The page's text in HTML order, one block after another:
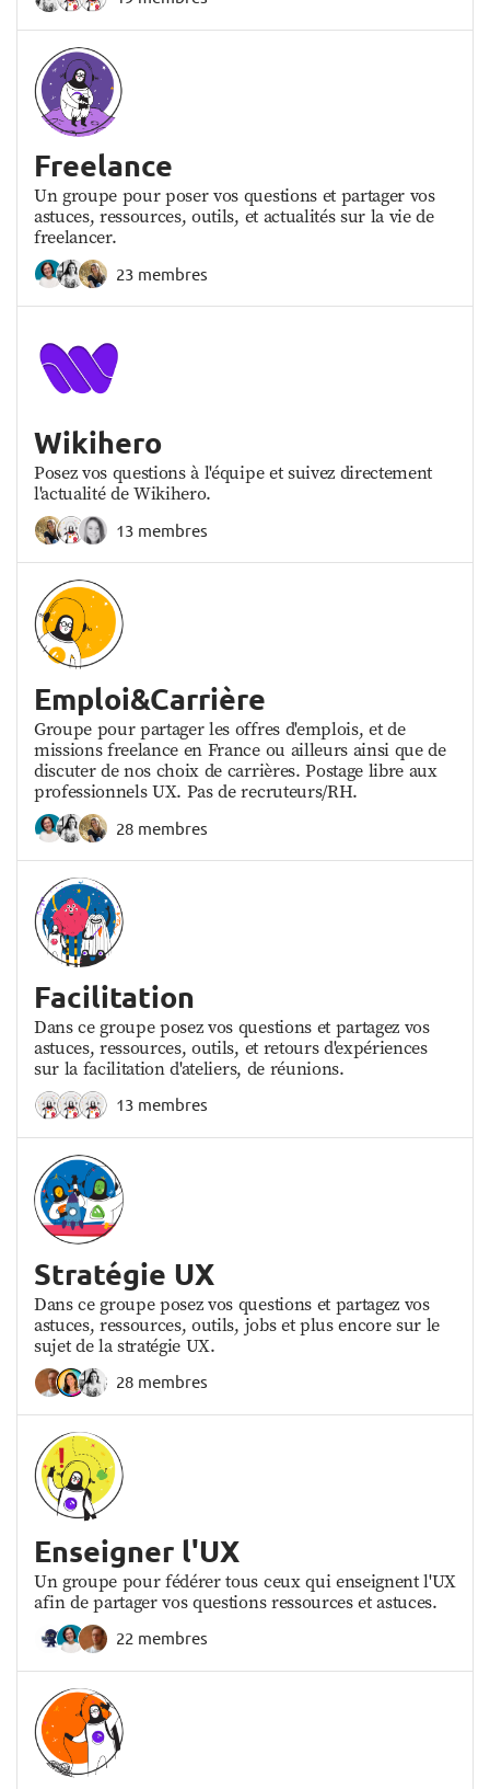
Freelance
Un groupe pour poser vos questions et partager vos
astuces, ressources, outils, et actualités sur la vie de
freelancer.
23 membres
Wikihero
Posez vos questions à l'équipe et suivez directement
l'actualité de Wikihero.
13 membres
Emploi&Carrière
Groupe pour partager les offres d'emplois, et de
missions freelance en France ou ailleurs ainsi que de
discuter de nos choix de carrières. Postage libre aux
professionnels UX. Pas de recruteurs/RH.
28 membres
Facilitation
Dans ce groupe posez vos questions et partagez vos
astuces, ressources, outils, et retours d'expériences
sur la facilitation d'ateliers, de réunions.
13 membres
Stratégie UX
Dans ce groupe posez vos questions et partagez vos
astuces, ressources, outils, jobs et plus encore sur le
sujet de la stratégie UX.
28 membres
Enseigner l'UX
Un groupe pour fédérer tous ceux qui enseignent l'UX
afin de partager vos questions ressources et astuces.
22 membres